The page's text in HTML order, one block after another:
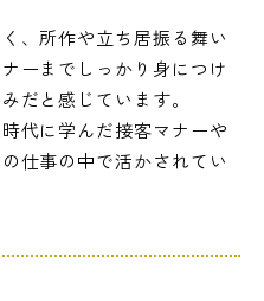
、所作や立ち居振る舞い
ーまでしっかり身につけ
だと感じています。
代に学んだ接客マナーや
仕事の中で活かされてい